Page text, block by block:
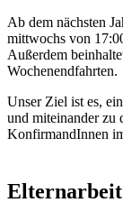
Ab dem nächsten
mittwochs von
Außerdem
Wochenendfahrten.
Unser Ziel ist es,
und miteinander zu
KonfirmandInnen